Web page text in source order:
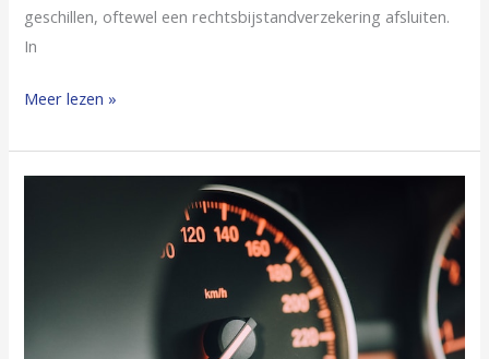
geschillen, oftewel een rechtsbijstandverzekering afsluiten.
In
Meer lezen »